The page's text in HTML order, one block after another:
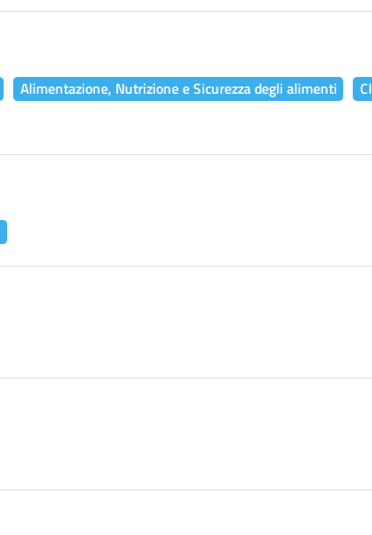
Alimentazione, Nutrizione e Sicurezza degli alimenti